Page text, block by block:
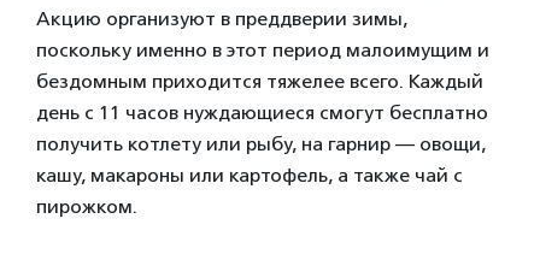
Акцию организуют в преддверии зимы,
поскольку именно в этот период малоимущим и
бездомным приходится тяжелее всего. Каждый
день с 11 часов нуждающиеся смогут бесплатно
получить котлету или рыбу, на гарнир — овощи,
кашу, макароны или картофель, а также чай с
пирожком.